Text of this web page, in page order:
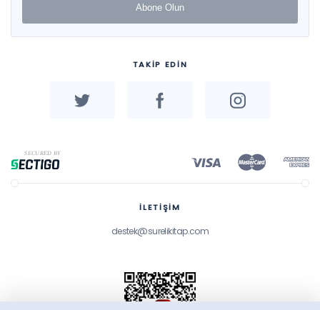
Abone Olun
TAKİP EDİN
İLETİŞİM
destek@surelikitap.com